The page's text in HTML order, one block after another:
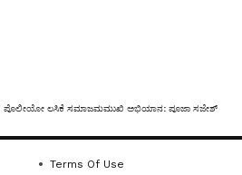
ಸ್ಕಾಲರ್ಸ್ ಅಕಾಡೆಮಿ ಸಿಬ್ಬಂದಿ,
ಉಪಸ್ಥಿತರಿದ್ದರು. ಮಗ್ಗುಲ
ಒಟ್ಟು ಐದು ಪಲ್ಸ್
ಪೊಲೀಯೋ ಲಸಿಕೆ ಸಮಾಜಮಮುಖಿ ಅಭಿಯಾನ: ಪೂಜಾ ಸಜೇಶ್‌
Terms Of Use